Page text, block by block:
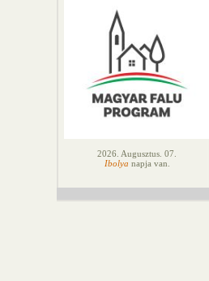
2026. Augusztus. 07.
Ibolya napja van.